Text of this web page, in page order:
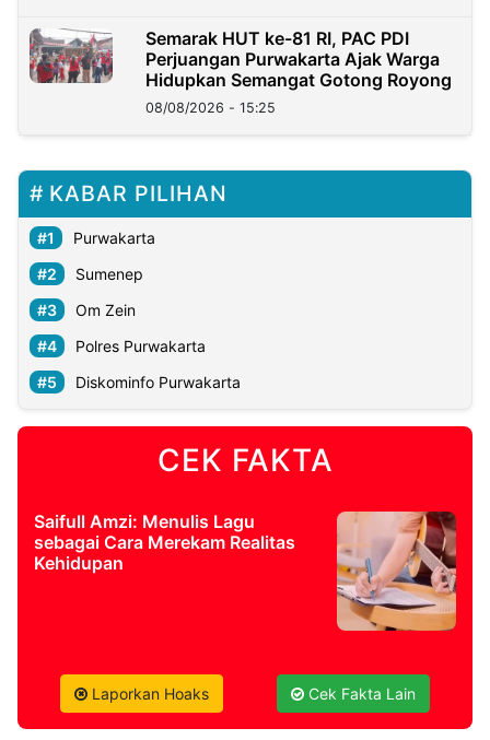
Semarak HUT ke-81 RI, PAC PDI
Perjuangan Purwakarta Ajak Warga
Hidupkan Semangat Gotong Royong
08/08/2026 - 15:25
KABAR PILIHAN
Purwakarta
Sumenep
Om Zein
Polres Purwakarta
Diskominfo Purwakarta
CEK FAKTA
Saifull Amzi: Menulis Lagu
sebagai Cara Merekam Realitas
Kehidupan
Laporkan Hoaks Cek Fakta Lain